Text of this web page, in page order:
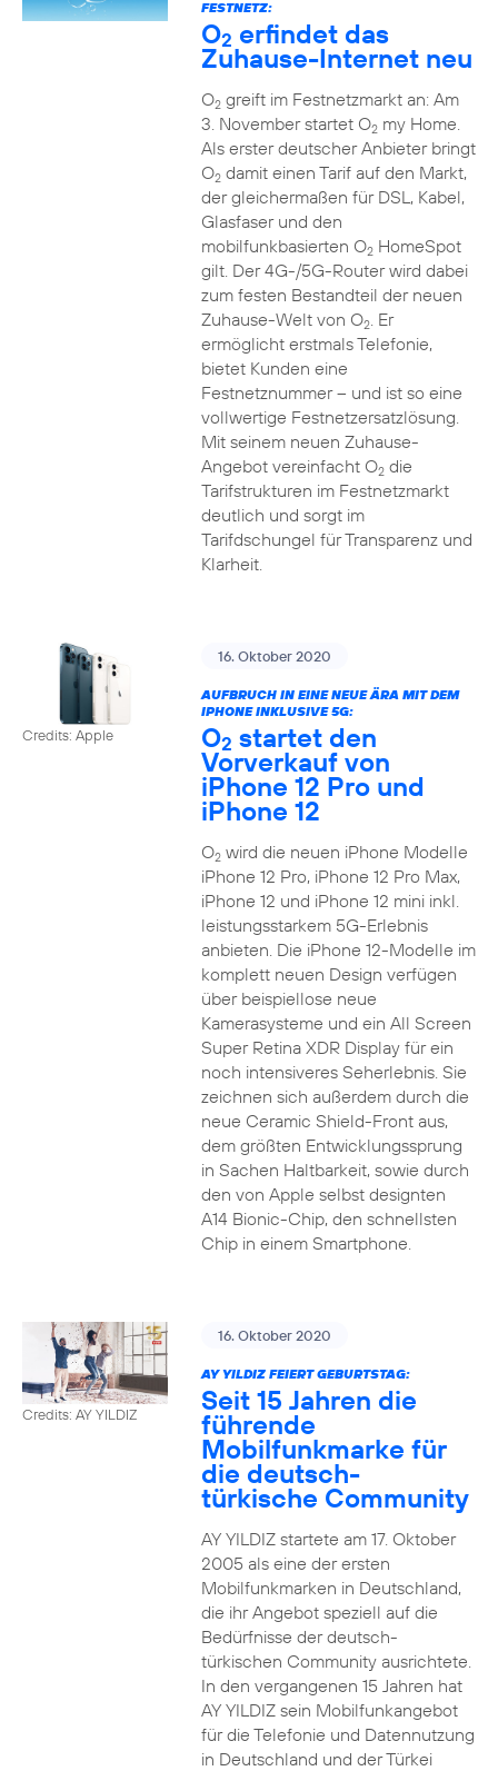
FESTNETZ:
O2 erfindet das
Zuhause-Internet neu
O2greift im Festnetzmarkt an: Am
3. November startet O2my Home.
Als erster deutscher Anbieter bringt
O2damit einen Tarif auf den Markt,
der gleichermaßen für DSL, Kabel,
Glasfaser und den
mobilfunkbasierten O2HomeSpot
gilt. Der 4G-/5G-Router wird dabei
zum festen Bestandteil der neuen
Zuhause-Welt von O2. Er
ermöglicht erstmals Telefonie,
bietet Kunden eine
Festnetznummer – und ist so eine
vollwertige Festnetzersatzlösung.
Mit seinem neuen Zuhause-
Angebot vereinfacht O2die
Tarifstrukturen im Festnetzmarkt
deutlich und sorgt im
Tarifdschungel für Transparenz und
Klarheit.
Credits: Apple
16. Oktober 2020
AUFBRUCH IN EINE NEUE ÄRA MIT DEM
IPHONE INKLUSIVE 5G:
O2 startet den
Vorverkauf von
iPhone 12 Pro und
iPhone 12
O2wird die neuen iPhone Modelle
iPhone 12 Pro, iPhone 12 Pro Max,
iPhone 12 und iPhone 12 mini inkl.
leistungsstarkem 5G-Erlebnis
anbieten. Die iPhone 12-Modelle im
komplett neuen Design verfügen
über beispiellose neue
Kamerasysteme und ein All Screen
Super Retina XDR Display für ein
noch intensiveres Seherlebnis. Sie
zeichnen sich außerdem durch die
neue Ceramic Shield-Front aus,
dem größten Entwicklungssprung
in Sachen Haltbarkeit, sowie durch
den von Apple selbst designten
A14 Bionic-Chip, den schnellsten
Chip in einem Smartphone.
Credits: AY YILDIZ
16. Oktober 2020
AY YILDIZ FEIERT GEBURTSTAG:
Seit 15 Jahren die
führende
Mobilfunkmarke für
die deutsch-
türkische Community
AY YILDIZ startete am 17. Oktober
2005 als eine der ersten
Mobilfunkmarken in Deutschland,
die ihr Angebot speziell auf die
Bedürfnisse der deutsch-
türkischen Community ausrichtete.
In den vergangenen 15 Jahren hat
AY YILDIZ sein Mobilfunkangebot
für die Telefonie und Datennutzung
in Deutschland und der Türkei